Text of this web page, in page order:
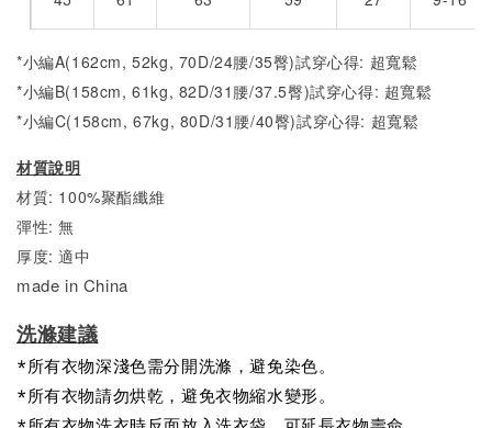
*小編A(162cm, 52kg, 70D/24腰/35臀)試穿心得: 超寬鬆
*小編B(158cm, 61kg, 82D/31腰/37.5臀)試穿心得: 超寬鬆
*小編C(158cm, 67kg, 80D/31腰/40臀)試穿心得: 超寬鬆
材質說明
材質: 100%聚酯纖維
彈性: 無
厚度: 適中
made in China
洗滌建議
*所有衣物深淺色需分開洗滌，避免染色。
*所有衣物請勿烘乾，避免衣物縮水變形。